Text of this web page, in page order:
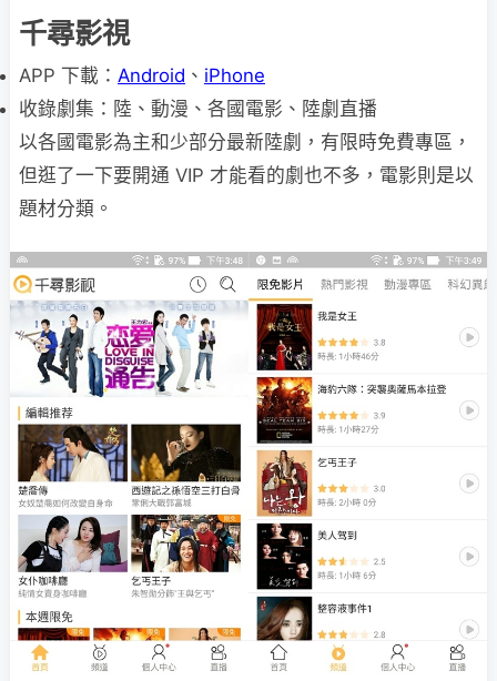
千尋影視
APP 下載： Android 、 iPhone
收錄劇集：陸、動漫、各國電影、陸劇直播
以各國電影為主和少部分最新陸劇，有限時免費專區，
但逛了一下要開通 VIP 才能看的劇也不多，電影則是以
題材分類。